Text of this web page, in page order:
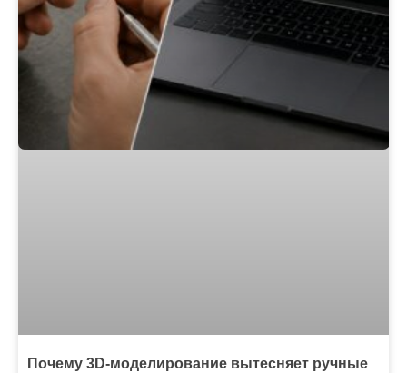
Почему 3D-моделирование вытесняет ручные